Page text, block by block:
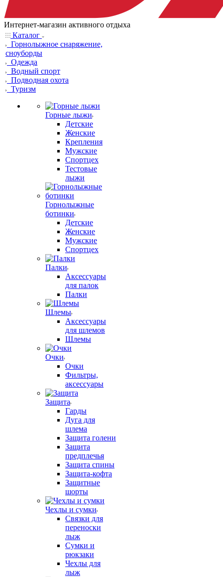
Интернет-магазин активного отдыха
Каталог
Горнолыжное снаряжение,
сноуборды
Одежда
Водный спорт
Подводная охота
Туризм
Горные лыжи
Детские
Женские
Крепления
Мужские
Спортцех
Тестовые
лыжи
Горнолыжные
ботинки
Детские
Женские
Мужские
Спортцех
Палки
Аксессуары
для палок
Палки
Шлемы
Аксессуары
для шлемов
Шлемы
Очки
Очки
Фильтры,
аксессуары
Защита
Гарды
Дуга для
шлема
Защита голени
Защита
предплечья
Защита спины
Защита-кофта
Защитные
шорты
Чехлы и сумки
Связки для
переноски
лыж
Сумки и
рюкзаки
Чехлы для
лыж